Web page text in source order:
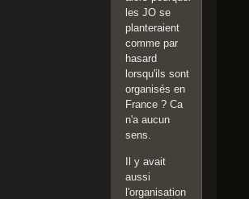
les JO se
planteraient
comme par
hasard
lorsqu'ils sont
organisés en
France ? Ca
n'a aucun
sens.
Il y avait
aussi
l'organisation